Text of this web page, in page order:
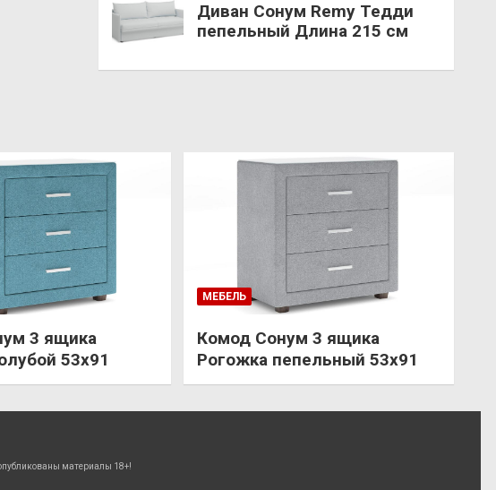
Диван Сонум Remy Тедди
пепельный Длина 215 см
3 ящика
53х91
МЕБЕЛЬ
Комод Сонум 3 ящика
Рогожка пепельный 53х91
материалы 18+!